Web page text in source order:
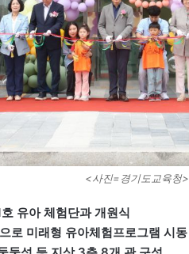
<사진=경기도교육청>
유아 체험단과 개원식
로 미래형 유아체험프로그램 시동